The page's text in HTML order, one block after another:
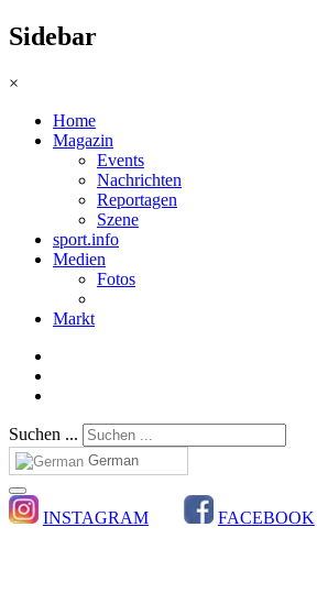
Sidebar
×
Home
Magazin
Events
Nachrichten
Reportagen
Szene
sport.info
Medien
Fotos
Markt
Suchen ...
German
INSTAGRAM FACEBOOK